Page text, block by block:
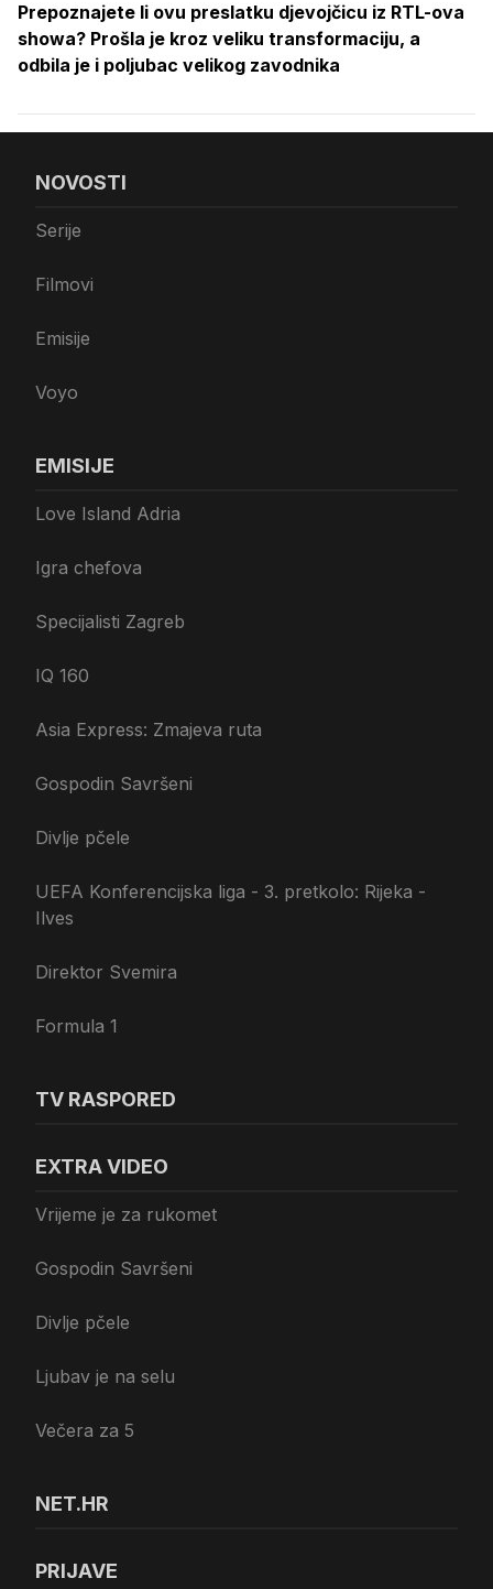
Prepoznajete li ovu preslatku djevojčicu iz RTL-ova
showa? Prošla je kroz veliku transformaciju, a
odbila je i poljubac velikog zavodnika
NOVOSTI
Serije
Filmovi
Emisije
Voyo
EMISIJE
Love Island Adria
Igra chefova
Specijalisti Zagreb
IQ 160
Asia Express: Zmajeva ruta
Gospodin Savršeni
Divlje pčele
UEFA Konferencijska liga - 3. pretkolo: Rijeka -
Ilves
Direktor Svemira
Formula 1
TV RASPORED
EXTRA VIDEO
Vrijeme je za rukomet
Gospodin Savršeni
Divlje pčele
Ljubav je na selu
Večera za 5
NET.HR
PRIJAVE